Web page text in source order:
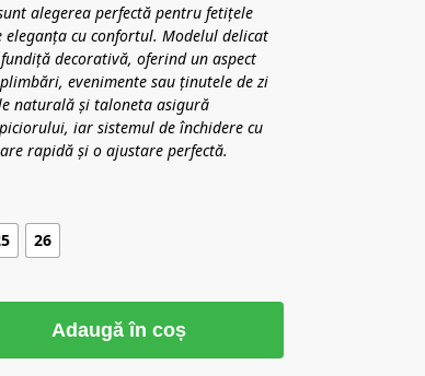
alegerea perfectă pentru fetițele
eleganța cu confortul. Modelul delicat
decorativă, oferind un aspect
evenimente sau ținutele de zi
naturală și taloneta asigură
iar sistemul de închidere cu
rapidă și o ajustare perfectă.
26
Adaugă în coș